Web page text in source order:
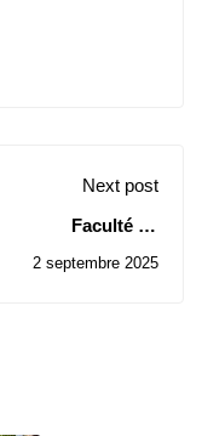
Next post
Faculté de
d'Avis d’Attribution
2 septembre 2025